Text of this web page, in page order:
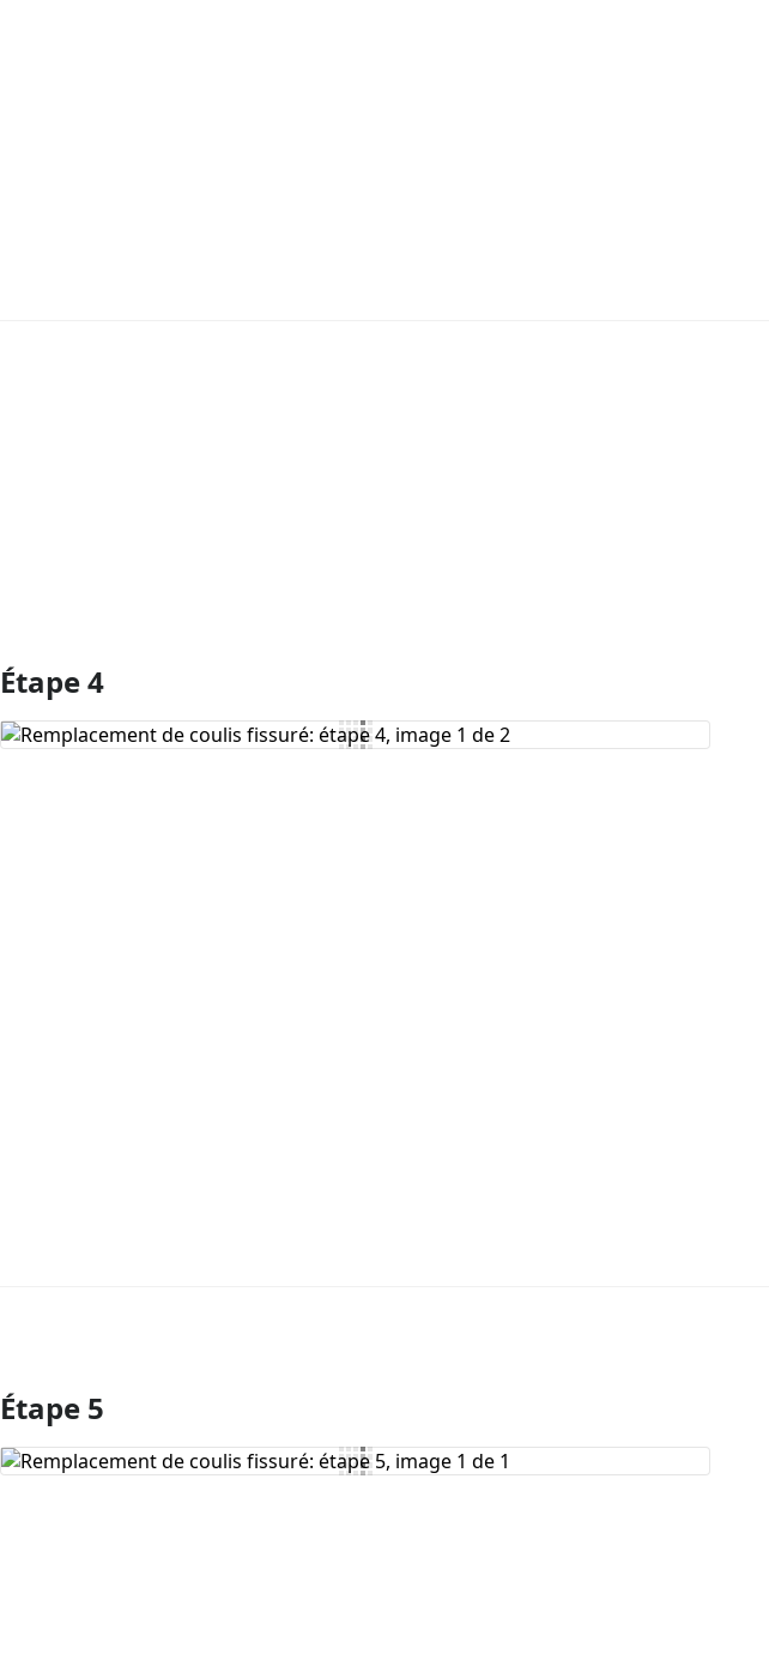
Étape 4
Ajouter un commentaire
Étape 5